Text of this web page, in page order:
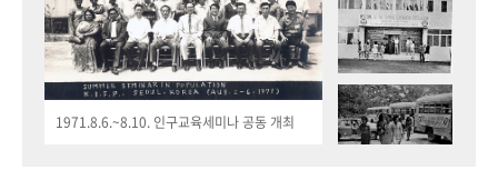
1971.8.6.~8.10. 인구교육세미나 공동 개최